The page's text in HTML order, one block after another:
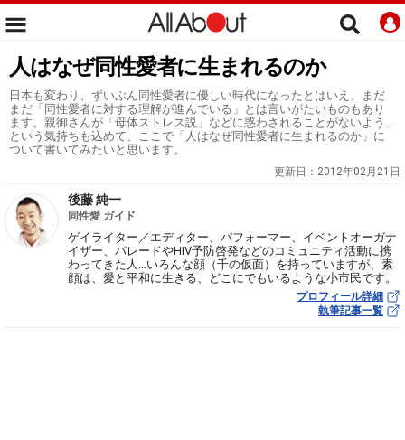
人はなぜ同性愛者に生まれるのか
日本も変わり、ずいぶん同性愛者に優しい時代になったとはいえ、まだ
まだ「同性愛者に対する理解が進んでいる」とは言いがたいものもあり
ます。親御さんが「母体ストレス説」などに惑わされることがないよう…
という気持ちも込めて、ここで「人はなぜ同性愛者に生まれるのか」に
ついて書いてみたいと思います。
更新日： 2012年02月21日
後藤 純一
同性愛 ガイド
ゲイライター／エディター、パフォーマー、イベントオーガナ
イザー、パレードやHIV予防啓発などのコミュニティ活動に携
わってきた人…いろんな顔（千の仮面）を持っていますが、素
顔は、愛と平和に生きる、どこにでもいるような小市民です。
プロフィール詳細
執筆記事一覧